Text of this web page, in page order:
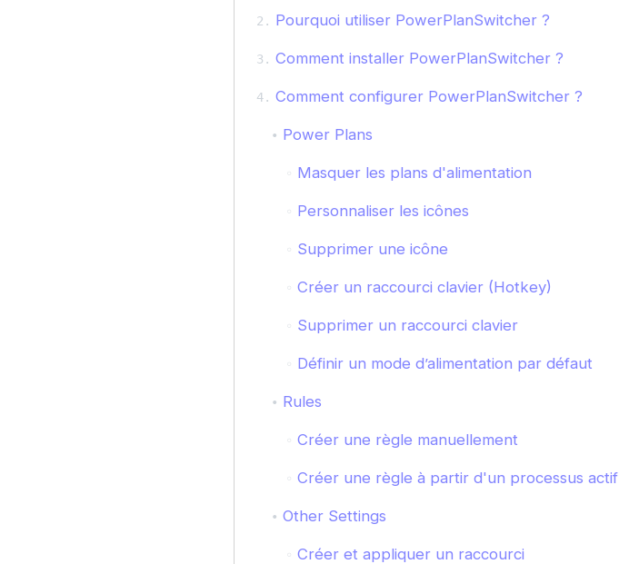
Pourquoi utiliser PowerPlanSwitcher ?
Comment installer PowerPlanSwitcher ?
Comment configurer PowerPlanSwitcher ?
Power Plans
Masquer les plans d'alimentation
Personnaliser les icônes
Supprimer une icône
Créer un raccourci clavier (Hotkey)
Supprimer un raccourci clavier
Définir un mode d’alimentation par défaut
Rules
Créer une règle manuellement
Créer une règle à partir d'un processus actif
Other Settings
Créer et appliquer un raccourci